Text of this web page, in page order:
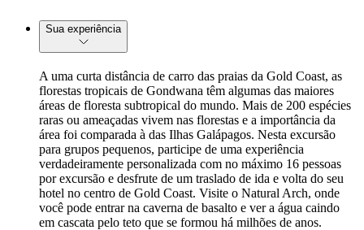
Sua experiência
A uma curta distância de carro das praias da Gold Coast, as
florestas tropicais de Gondwana têm algumas das maiores
áreas de floresta subtropical do mundo. Mais de 200 espécies
raras ou ameaçadas vivem nas florestas e a importância da
área foi comparada à das Ilhas Galápagos. Nesta excursão
para grupos pequenos, participe de uma experiência
verdadeiramente personalizada com no máximo 16 pessoas
por excursão e desfrute de um traslado de ida e volta do seu
hotel no centro de Gold Coast. Visite o Natural Arch, onde
você pode entrar na caverna de basalto e ver a água caindo
em cascata pelo teto que se formou há milhões de anos.